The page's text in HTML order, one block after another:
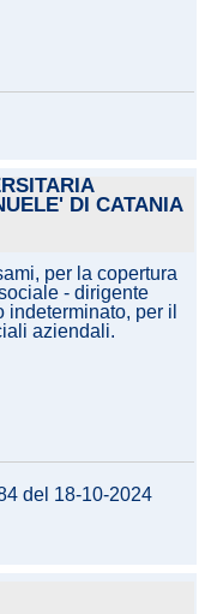
DI CATANIA
per la copertura
- dirigente
per il
aziendali.
del 18-10-2024